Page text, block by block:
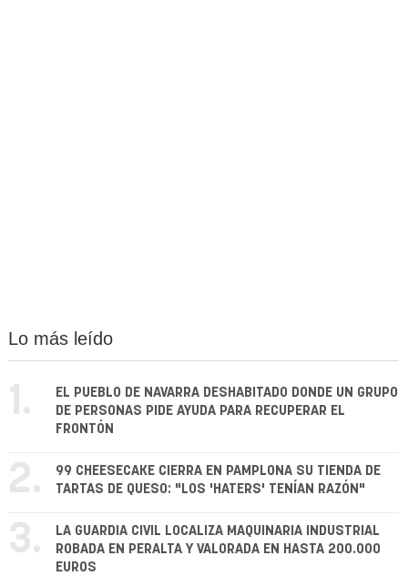
Lo más leído
1.
EL PUEBLO DE NAVARRA DESHABITADO DONDE UN GRUPO
DE PERSONAS PIDE AYUDA PARA RECUPERAR EL
FRONTÓN
2.
99 CHEESECAKE CIERRA EN PAMPLONA SU TIENDA DE
TARTAS DE QUESO: "LOS 'HATERS' TENÍAN RAZÓN"
3.
LA GUARDIA CIVIL LOCALIZA MAQUINARIA INDUSTRIAL
ROBADA EN PERALTA Y VALORADA EN HASTA 200.000
EUROS